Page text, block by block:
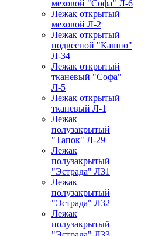
меховой "Софа" Л-6
Лежак открытый
меховой Л-2
Лежак открытый
подвесной "Кашпо"
Л-34
Лежак открытый
тканевый "Софа"
Л-5
Лежак открытый
тканевый Л-1
Лежак
полузакрытый
"Тапок" Л-29
Лежак
полузакрытый
"Эстрада" Л31
Лежак
полузакрытый
"Эстрада" Л32
Лежак
полузакрытый